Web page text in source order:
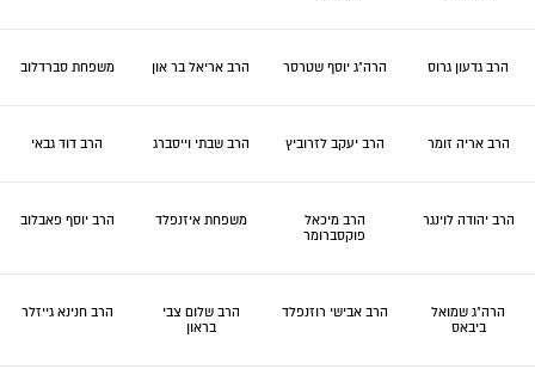
הרב גדעון גרוס הרה"ג יוסף שטרסר הרב אריאל בר און משפחת סברדלוב
הרב אריה זומר הרב יעקב לזרוביץ הרב שבתי וייסברג הרב דוד גבאי
הרב יהודה לוינגר
הרב מיכאל
פוקסברומר
משפחת איזנפלד הרב יוסף פאבלוב
הרה"ג שמואל
ביבאס
הרב אבישי רוזנפלד
הרב שלום צבי
בראון
הרב חנינא גייזלר